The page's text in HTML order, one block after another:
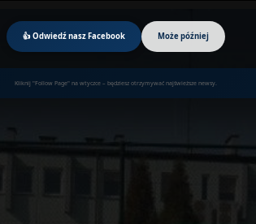
👍 Odwiedź nasz Facebook Może później
Kliknij "Follow Page" na wtyczce – będziesz otrzymywać najświeższe newsy.